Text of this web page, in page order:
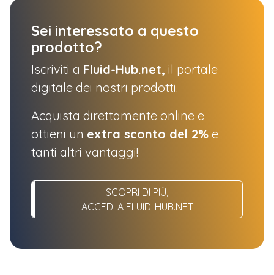
Sei interessato a questo
prodotto?
Iscriviti a Fluid-Hub.net, il portale
digitale dei nostri prodotti.
Acquista direttamente online e
ottieni un extra sconto del 2% e
tanti altri vantaggi!
SCOPRI DI PIÙ,
ACCEDI A FLUID-HUB.NET